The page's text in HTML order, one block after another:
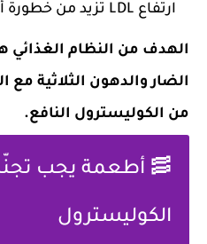
ارتفاع LDL تزيد من خطورة أمراض القلب.
الهدف من النظام الغذائي
الضار والدهون الثلاثية مع
من الكوليسترول النافع.
🥓 أطعمة يجب
الكوليسترول